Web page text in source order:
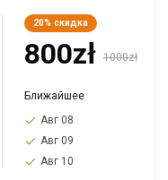
20% скидка
800zł 1000zł
Ближайшее
Авг 08
Авг 09
Авг 10